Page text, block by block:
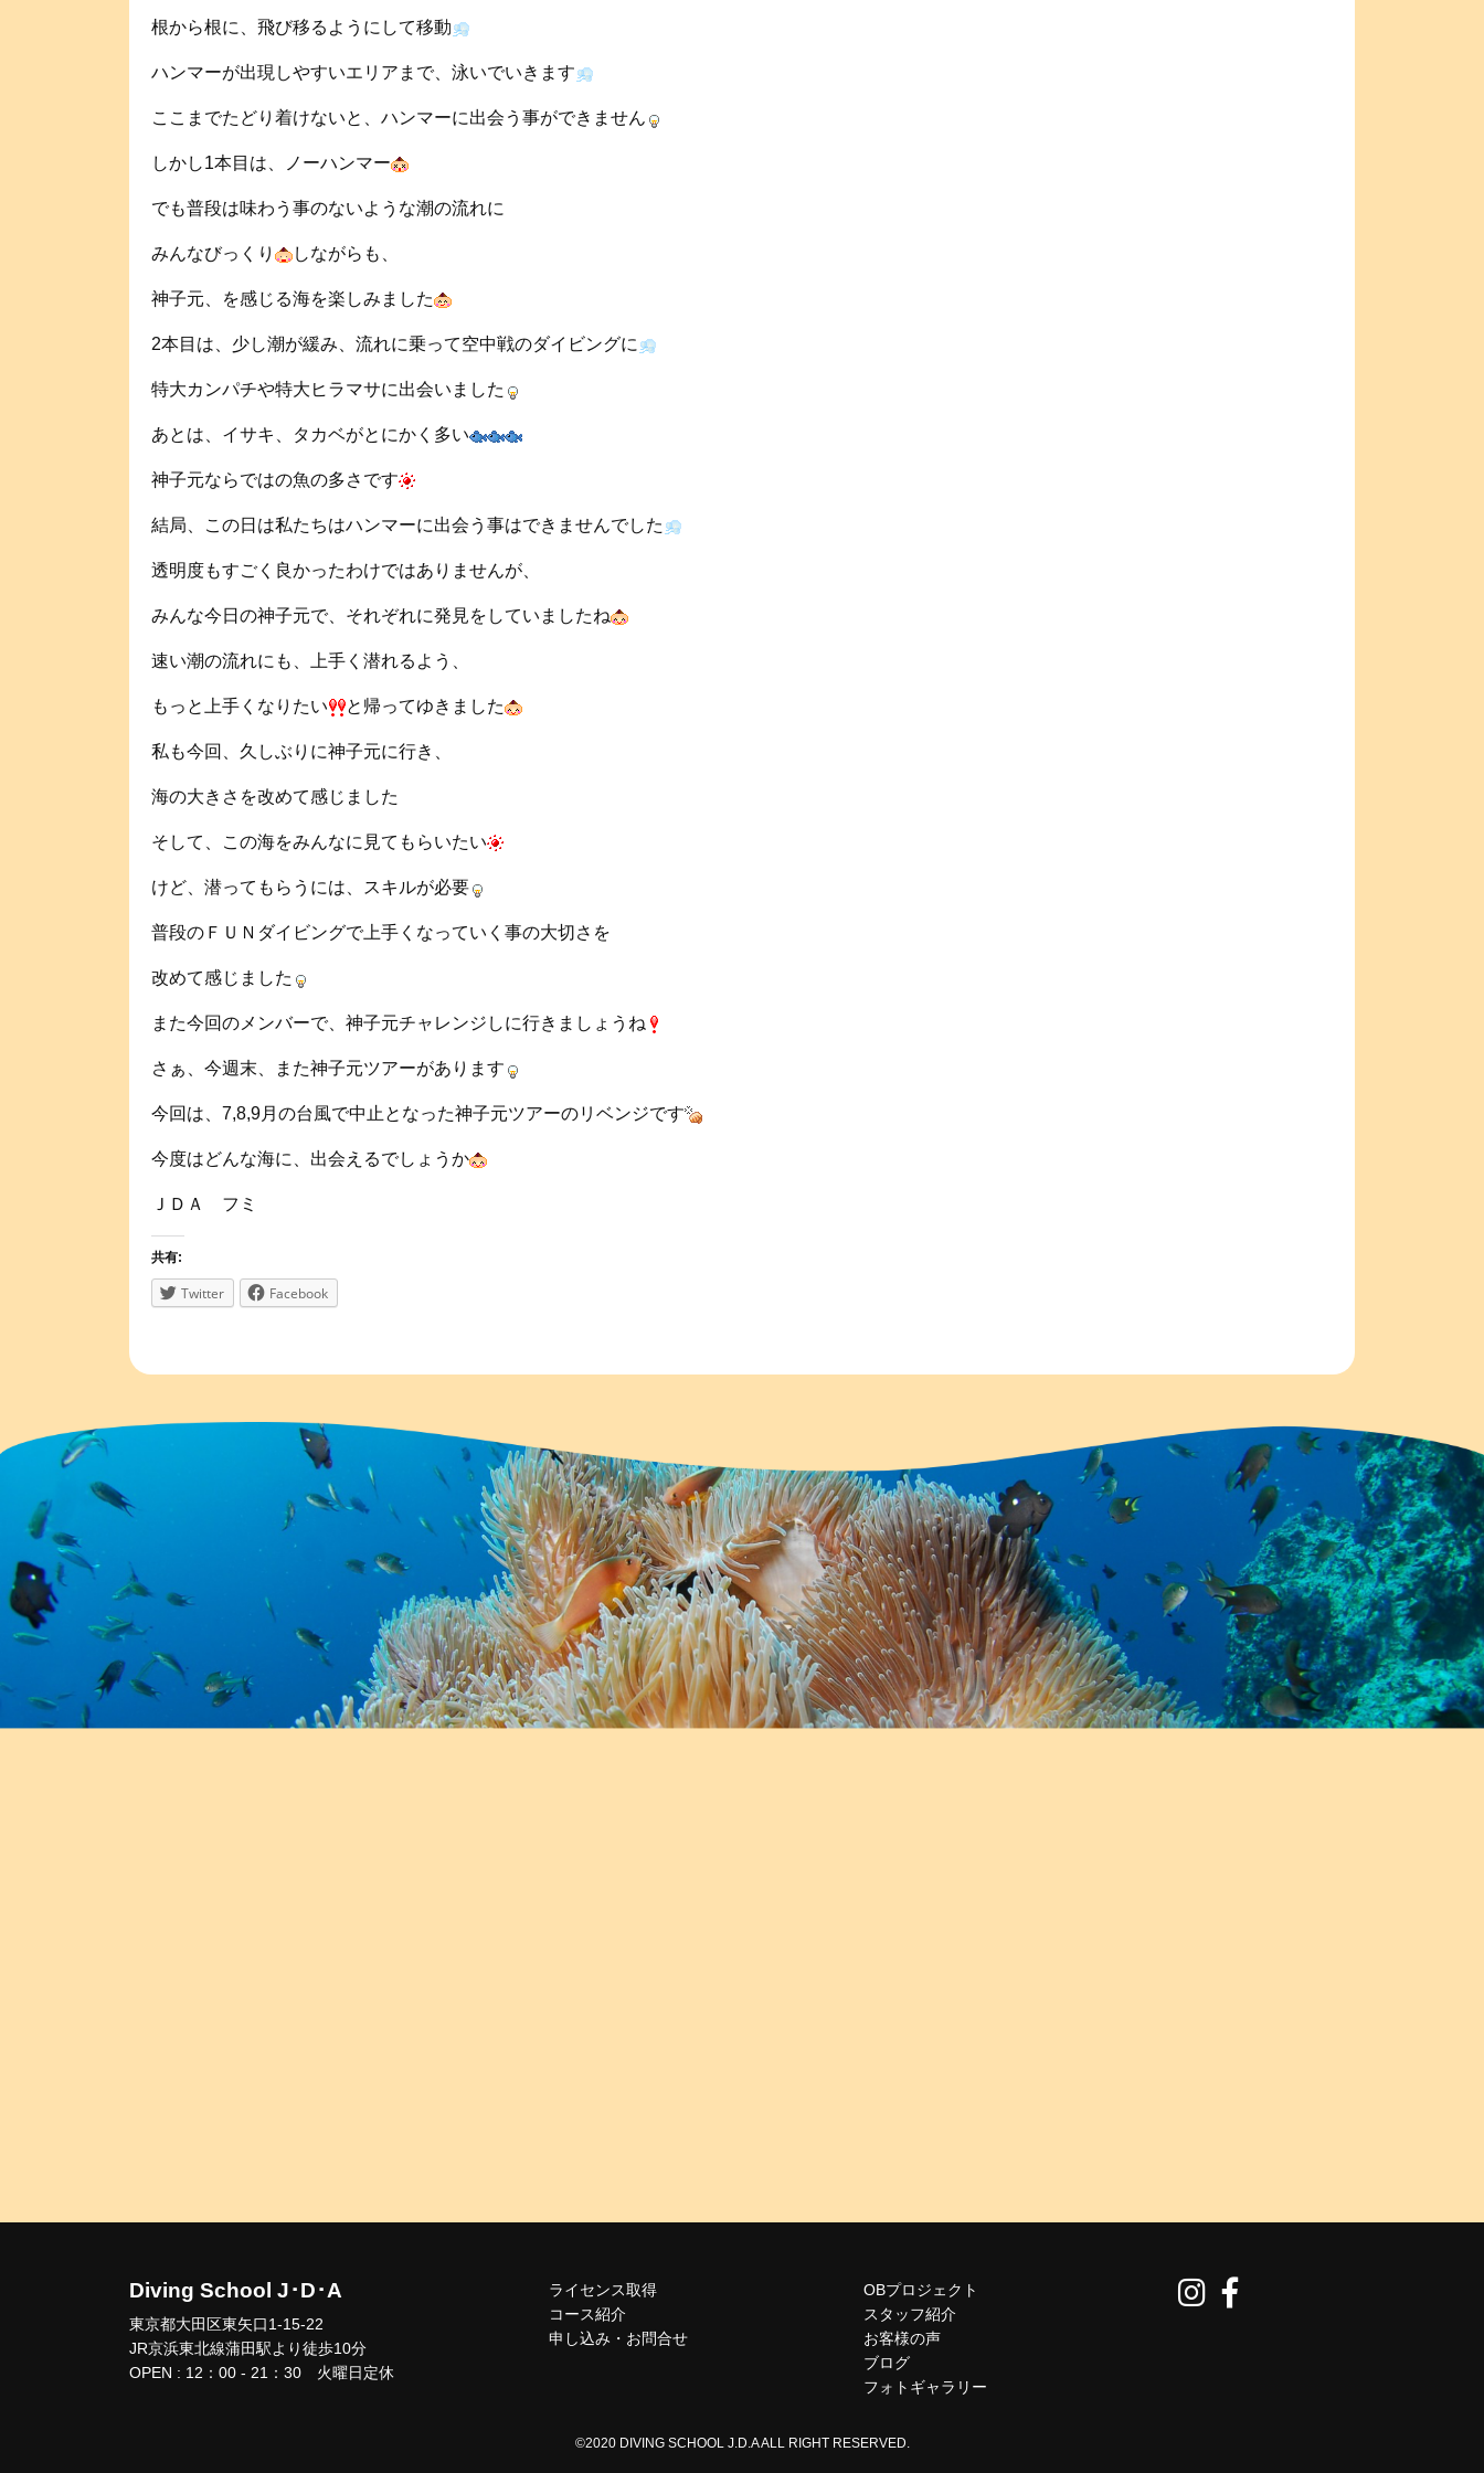
根から根に、飛び移るようにして移動
ハンマーが出現しやすいエリアまで、泳いでいきます
ここまでたどり着けないと、ハンマーに出会う事ができません
しかし1本目は、ノーハンマー
でも普段は味わう事のないような潮の流れに
みんなびっくり しながらも、
神子元、を感じる海を楽しみました
2本目は、少し潮が緩み、流れに乗って空中戦のダイビングに
特大カンパチや特大ヒラマサに出会いました
あとは、イサキ、タカベがとにかく多い
神子元ならではの魚の多さです
結局、この日は私たちはハンマーに出会う事はできませんでした
透明度もすごく良かったわけではありませんが、
みんな今日の神子元で、それぞれに発見をしていましたね
速い潮の流れにも、上手く潜れるよう、
もっと上手くなりたい と帰ってゆきました
私も今回、久しぶりに神子元に行き、
海の大きさを改めて感じました
そして、この海をみんなに見てもらいたい
けど、潜ってもらうには、スキルが必要
普段のＦＵＮダイビングで上手くなっていく事の大切さを
改めて感じました
また今回のメンバーで、神子元チャレンジしに行きましょうね
さぁ、今週末、また神子元ツアーがあります
今回は、7,8,9月の台風で中止となった神子元ツアーのリベンジです
今度はどんな海に、出会えるでしょうか
ＪＤＡ フミ
共有:
Twitter Facebook
Diving School J･D･A
東京都大田区東矢口1-15-22
JR京浜東北線蒲田駅より徒歩10分
OPEN : 12：00 - 21：30 火曜日定休
ライセンス取得
コース紹介
申し込み・お問合せ
OBプロジェクト
スタッフ紹介
お客様の声
ブログ
フォトギャラリー
©2020 DIVING SCHOOL J.D.A ALL RIGHT RESERVED.